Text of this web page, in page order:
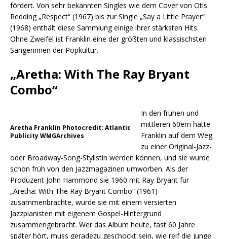
fördert. Von sehr bekannten Singles wie dem Cover von Otis
Redding „Respect“ (1967) bis zur Single „Say a Little Prayer“
(1968) enthält diese Sammlung einige ihrer stärksten Hits.
Ohne Zweifel ist Franklin eine der größten und klassischsten
Sängerinnen der Popkultur.
„Aretha: With The Ray Bryant
Combo“
Aretha Franklin Photocredit: Atlantic
Publicity WMGArchives
In den frühen und
mittleren 60ern hätte
Franklin auf dem Weg
zu einer Original-Jazz-
oder Broadway-Song-Stylistin werden können, und sie wurde
schon früh von den Jazzmagazinen umworben. Als der
Produzent John Hammond sie 1960 mit Ray Bryant für
„Aretha: With The Ray Bryant Combo“ (1961)
zusammenbrachte, wurde sie mit einem versierten
Jazzpianisten mit eigenem Gospel-Hintergrund
zusammengebracht. Wer das Album heute, fast 60 Jahre
später hört, muss geradezu geschockt sein, wie reif die junge